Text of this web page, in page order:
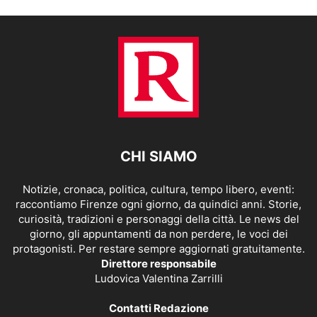
CHI SIAMO
Notizie, cronaca, politica, cultura, tempo libero, eventi:
raccontiamo Firenze ogni giorno, da quindici anni. Storie,
curiosità, tradizioni e personaggi della città. Le news del
giorno, gli appuntamenti da non perdere, le voci dei
protagonisti. Per restare sempre aggiornati gratuitamente.
Direttore responsabile
Ludovica Valentina Zarrilli
Contatti Redazione